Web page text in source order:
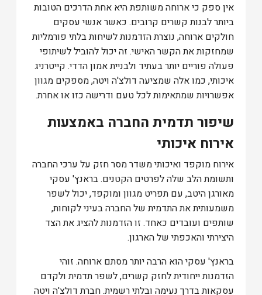
אין ספק כי ארוחה משותפת היא אחת הדרכים הטובות
ביותר לבנות קשרים קרובים. כאשר אנשי עסקים
חולקים ארוחה, נוצרת הזדמנות לשיחות בלתי פורמליות
שמחזקות את הקשר האישי. זה יכול להוביל לשיתופי
פעולה פוריים יותר בעתיד ולבניית אמון הדדי. קייטרניג
איכותי, כמו אלה שמציעה דולצ'ה ויטה, מספקים מגוון
אפשרויות שמתאימות לכל טעם ודרישה כזו או אחרת.
שיפור תדמית החברה באמצעות
אירוח איכותי
אירוח מוקפד ואיכותי משדר מסר חזק על ערכי החברה
ותשומת הלב שלה לפרטים הקטנים. בראנץ' עסקי
מאורגן היטב, עם תפריט מגוון ומוקפד, יכול לשפר
משמעותית את התדמית של החברה בעיני לקוחות,
שותפים ועובדים כאחד. זו הזדמנות להציג את הצד
היצירתי והאכפתי של הארגון.
בראנץ' עסקי הוא הרבה יותר מסתם ארוחה. זוהי
הזדמנות ייחודית לחזק קשרים, לשפר תדמית ולקדם
עסקאות בדרך נעימה ובלתי רשמית. חברת דולצ'ה ויטה